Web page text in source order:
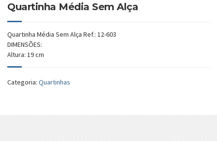
Quartinha Média Sem Alça
Quartinha Média Sem Alça Ref.: 12-603
DIMENSÕES:
Altura: 19 cm
Categoria: Quartinhas